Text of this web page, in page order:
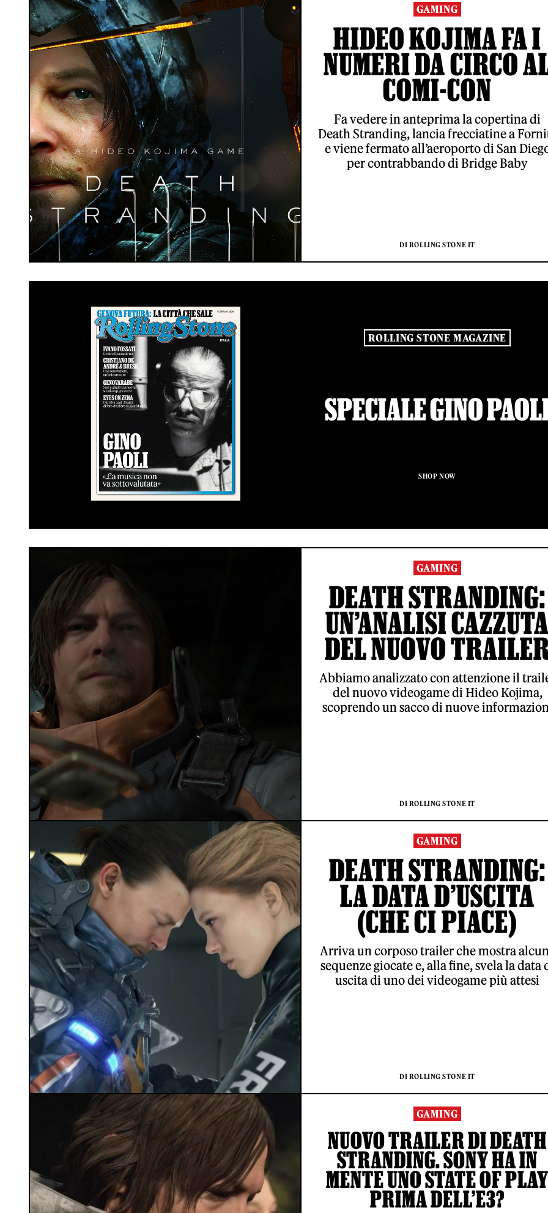
GAMING
HIDEO KOJIMA FA I
NUMERI DA CIRCO
COMI-CON
Fa vedere in anteprima la copertina di
Death Stranding, lancia frecciatine a
e viene fermato all’aeroporto di San
per contrabbando di Bridge Baby
DI ROLLING STONE IT
ROLLING STONE MAGAZINE
SPECIALE GINO
SHOP NOW
GAMING
DEATH STRANDING:
UN’ANALISI
DEL NUOVO
Abbiamo analizzato con attenzione il
del nuovo videogame di Hideo Kojima,
scoprendo un sacco di nuove
DI ROLLING STONE IT
GAMING
DEATH STRANDING:
LA DATA D’USCITA
(CHE CI PIACE)
Arriva un corposo trailer che mostra
sequenze giocate e, alla fine, svela la data
uscita di uno dei videogame più attesi
DI ROLLING STONE IT
GAMING
NUOVO TRAILER DI DEATH
STRANDING. SONY HA IN
MENTE UNO STATE OF
PRIMA DELL’E3?